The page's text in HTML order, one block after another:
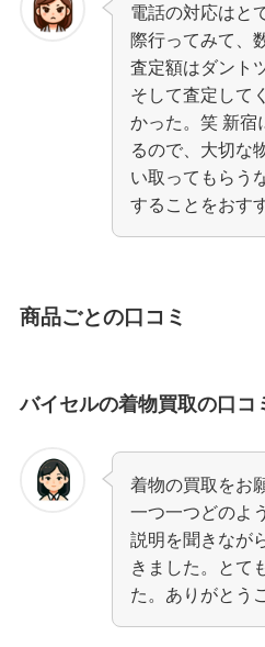
電話の対応はと
際行ってみて、
査定額はダント
そして査定して
かった。笑 新宿
るので、大切な
い取ってもらう
することをおす
商品ごとの口コミ
バイセルの着物買取の口コ
着物の買取をお
一つ一つどのよ
説明を聞きなが
きました。とて
た。ありがとう